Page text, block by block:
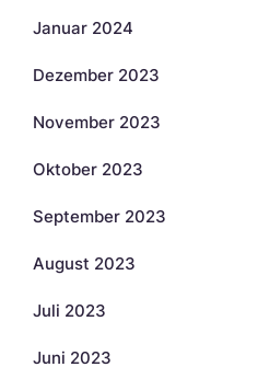
Januar 2024
Dezember 2023
November 2023
Oktober 2023
September 2023
August 2023
Juli 2023
Juni 2023